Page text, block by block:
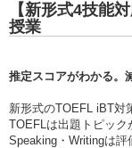
【新形式4技能
授業
推定スコアがわかる。
新形式のTOEFL iBT対
TOEFLは出題トピック
Speaking・Writingは